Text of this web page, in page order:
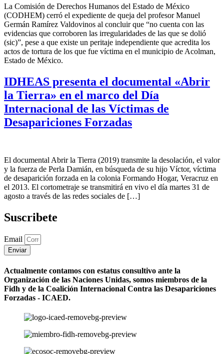
La Comisión de Derechos Humanos del Estado de México
(CODHEM) cerró el expediente de queja del profesor Manuel
Germán Ramírez Valdovinos al concluir que “no cuenta con las
evidencias que corroboren las irregularidades de las que se dolió
(sic)”, pese a que existe un peritaje independiente que acredita los
actos de tortura de los que fue víctima en el municipio de Acolman,
Estado de México.
IDHEAS presenta el documental «Abrir
la Tierra» en el marco del Día
Internacional de las Víctimas de
Desapariciones Forzadas
El documental Abrir la Tierra (2019) transmite la desolación, el valor
y la fuerza de Perla Damián, en búsqueda de su hijo Víctor, víctima
de desaparición forzada en la colonia Formando Hogar, Veracruz en
el 2013. El cortometraje se transmitirá en vivo el día martes 31 de
agosto a través de las redes sociales de […]
Suscribete
Email
Enviar
Actualmente contamos con estatus consultivo ante la
Organización de las Naciones Unidas, somos miembros de la
Fidh y de la Coalición Internacional Contra las Desapariciones
Forzadas - ICAED.